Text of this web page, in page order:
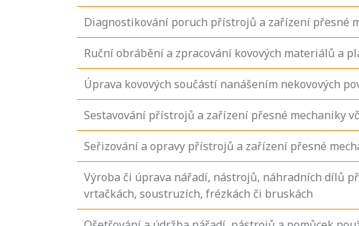
Diagnostikování poruch přístrojů a zařízení přesné
Ruční obrábění a zpracování kovových materiálů a
Úprava kovových součástí nanášením nekovových
Sestavování přístrojů a zařízení přesné mechaniky
Seřizování a opravy přístrojů a zařízení přesné
Výroba či úprava nářadí, nástrojů, náhradních dílů
vrtačkách, soustruzích, frézkách či bruskách